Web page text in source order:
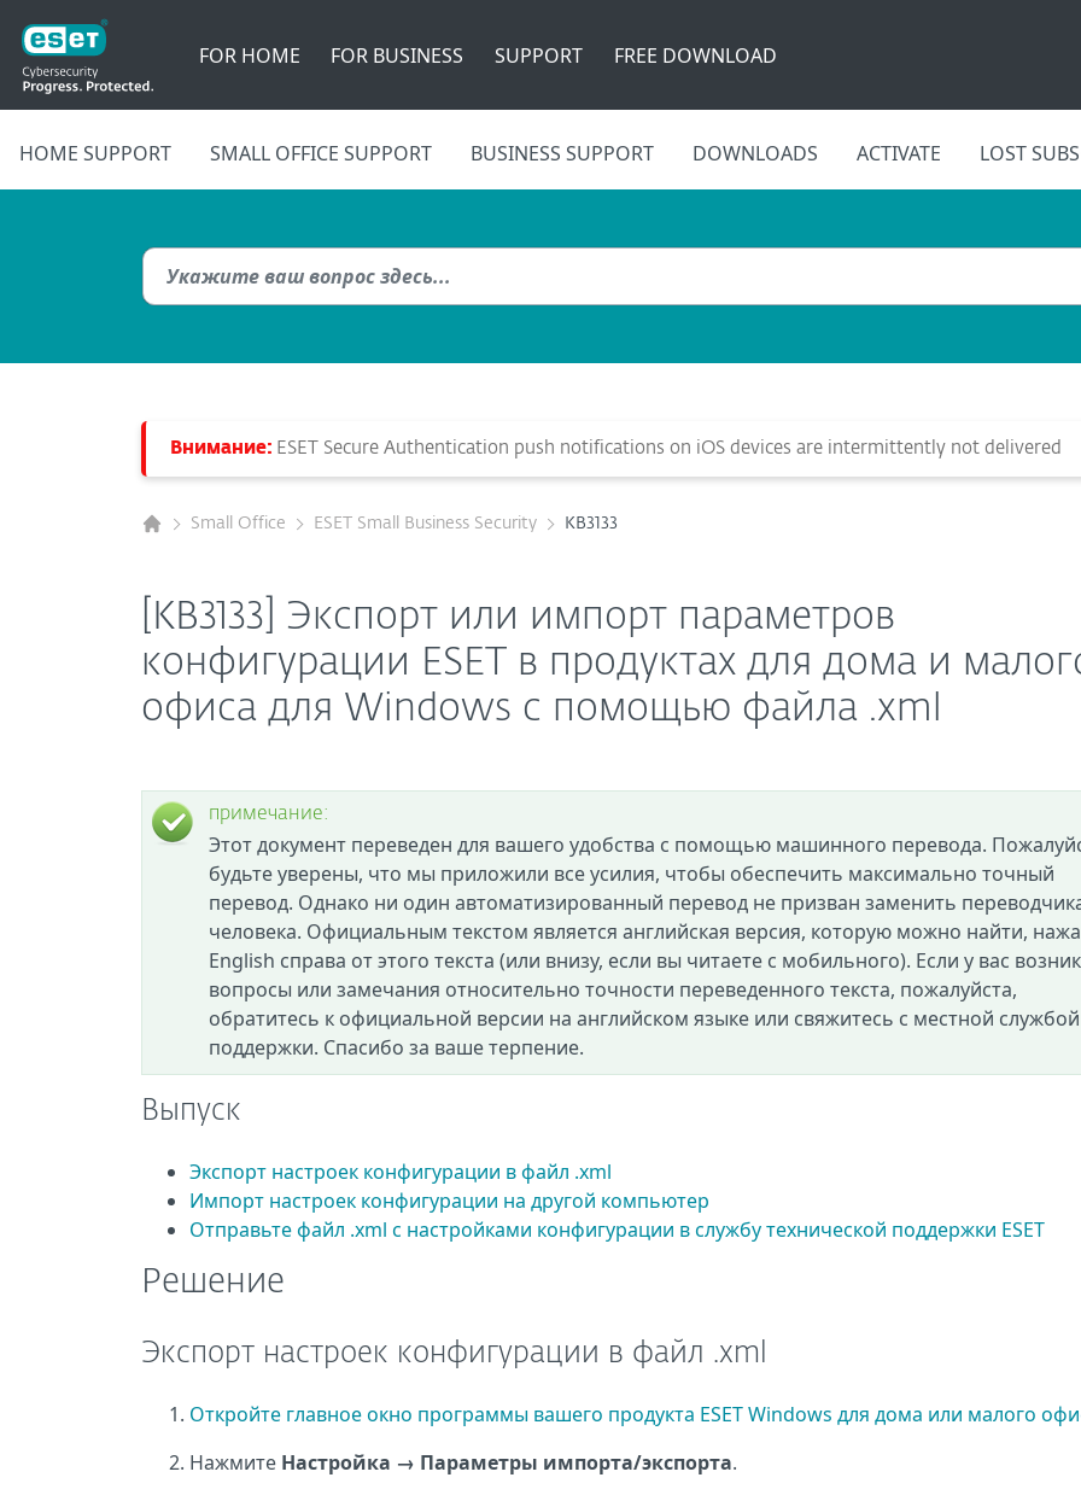
FOR HOME FOR BUSINESS SUPPORT FREE DOWNLOAD
HOME SUPPORT SMALL OFFICE SUPPORT BUSINESS SUPPORT DOWNLOADS ACTIVATE LOST
Внимание: ESET Secure Authentication push notifications on iOS devices are intermittently not delivered
Small Office ESET Small Business Security KB3133
[KB3133] Экспорт или импорт параметров
конфигурации ESET в продуктах для дома и
офиса для Windows с помощью файла .xml
примечание:
Этот документ переведен для вашего удобства с помощью машинного перевода.
будьте уверены, что мы приложили все усилия, чтобы обеспечить максимально точный
перевод. Однако ни один автоматизированный перевод не призван заменить
человека. Официальным текстом является английская версия, которую можно найти,
English справа от этого текста (или внизу, если вы читаете с мобильного). Если у вас
вопросы или замечания относительно точности переведенного текста, пожалуйста,
обратитесь к официальной версии на английском языке или свяжитесь с местной службой
поддержки. Спасибо за ваше терпение.
Выпуск
Экспорт настроек конфигурации в файл .xml
Импорт настроек конфигурации на другой компьютер
Отправьте файл .xml с настройками конфигурации в службу технической поддержки ESET
Решение
Экспорт настроек конфигурации в файл .xml
Откройте главное окно программы вашего продукта ESET Windows для дома или малого
Нажмите Настройка → Параметры импорта/экспорта.